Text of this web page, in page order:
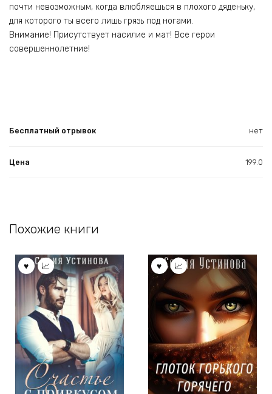
почти невозможным, когда влюбляешься в плохого дяденьку,
для которого ты всего лишь грязь под ногами.
Внимание! Присутствует насилие и мат! Все герои
совершеннолетние!
Бесплатный отрывок нет
Цена 199.0
Похожие книги